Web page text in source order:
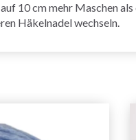
10 cm mehr Maschen
Häkelnadel wechseln.